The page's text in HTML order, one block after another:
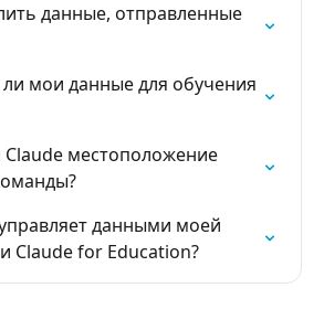
данные, отправленные
мои данные для обучения
Claude местоположение
данными моей
Claude for Education?